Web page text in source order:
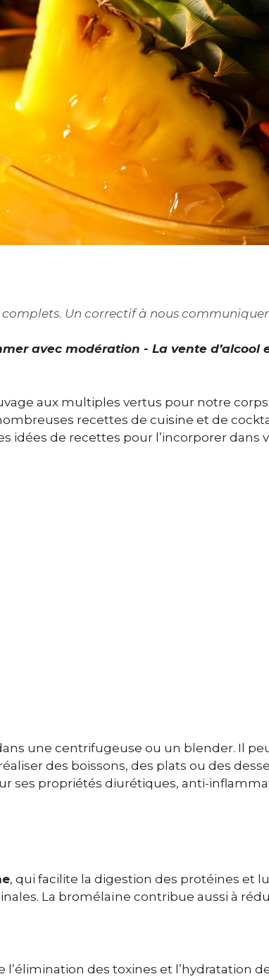
Un correctif à nous
avec modération - La vente d’alcool
aux multiples vertus pour notre
recettes de cuisine et de
idées de recettes pour l’incorporer dans
une centrifugeuse ou un blender. Il
des boissons, des plats ou des
ses propriétés diurétiques, anti-
, qui facilite la digestion des protéines et
La bromélaïne contribue aussi à
l’élimination des toxines et l’hydratation